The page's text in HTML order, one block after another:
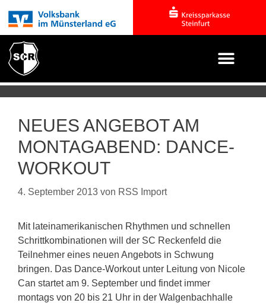
NEUES ANGEBOT AM
MONTAGABEND: DANCE-
WORKOUT
4. September 2013 von RSS Import
Mit lateinamerikanischen Rhythmen und schnellen
Schrittkombinationen will der SC Reckenfeld die
Teilnehmer eines neuen Angebots in Schwung
bringen. Das Dance-Workout unter Leitung von Nicole
Can startet am 9. September und findet immer
montags von 20 bis 21 Uhr in der Walgenbachhalle